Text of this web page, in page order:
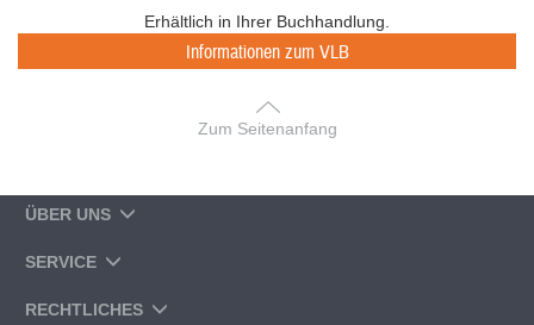
Erhältlich in Ihrer Buchhandlung.
Informationen zum VLB
Zum Seitenanfang
ÜBER UNS
SERVICE
RECHTLICHES